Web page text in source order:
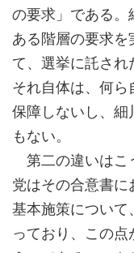
の要求」である。
ある階層の要求を
て、選挙に託され
それ自体は、何ら
保障しないし、細
もない。
第二の違いはこ
党はその合意書
基本施策について
っており、この